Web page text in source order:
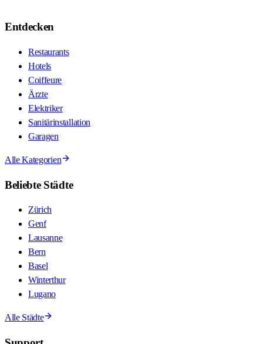
Entdecken
Restaurants
Hotels
Coiffeure
Ärzte
Elektriker
Sanitärinstallation
Garagen
Alle Kategorien
Beliebte Städte
Zürich
Genf
Lausanne
Bern
Basel
Winterthur
Lugano
Alle Städte